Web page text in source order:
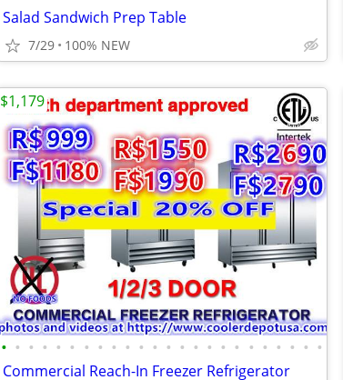
Salad Sandwich Prep Table
7/29 100% NEW
• • • • • • • • • • • • • • • • • • • • • • • •
Commercial Reach-In Freezer Refrigerator
$1,179